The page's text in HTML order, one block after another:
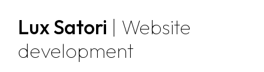
Lux Satori | Website
development